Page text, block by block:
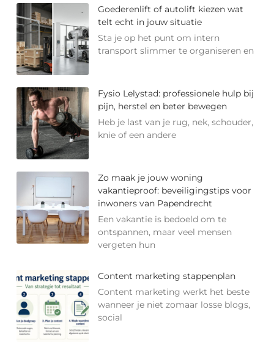
Goederenlift of autolift kiezen wat
telt echt in jouw situatie
Sta je op het punt om intern
transport slimmer te organiseren en
Fysio Lelystad: professionele hulp bij
pijn, herstel en beter bewegen
Heb je last van je rug, nek, schouder,
knie of een andere
Zo maak je jouw woning
vakantieproof: beveiligingstips voor
inwoners van Papendrecht
Een vakantie is bedoeld om te
ontspannen, maar veel mensen
vergeten hun
Content marketing stappenplan
Content marketing werkt het beste
wanneer je niet zomaar losse blogs,
social